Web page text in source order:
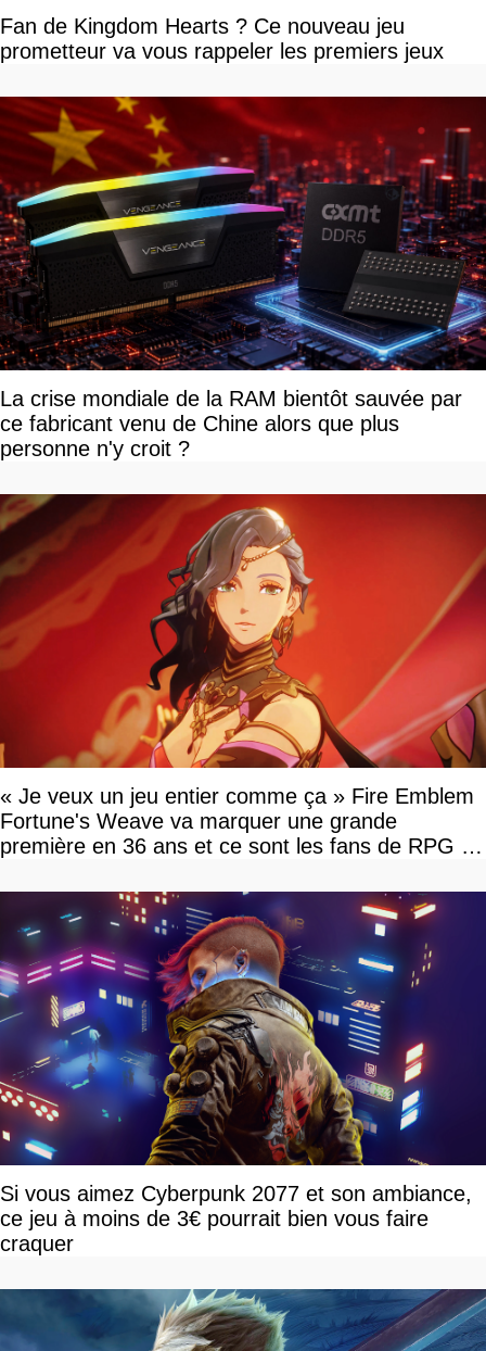
Fan de Kingdom Hearts ? Ce nouveau jeu
prometteur va vous rappeler les premiers jeux
La crise mondiale de la RAM bientôt sauvée par
ce fabricant venu de Chine alors que plus
personne n'y croit ?
« Je veux un jeu entier comme ça » Fire Emblem
Fortune's Weave va marquer une grande
première en 36 ans et ce sont les fans de RPG en
Si vous aimez Cyberpunk 2077 et son ambiance,
ce jeu à moins de 3€ pourrait bien vous faire
craquer